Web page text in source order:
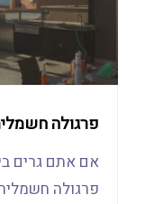
פרגולה
אם אתם גרים
פרגולה